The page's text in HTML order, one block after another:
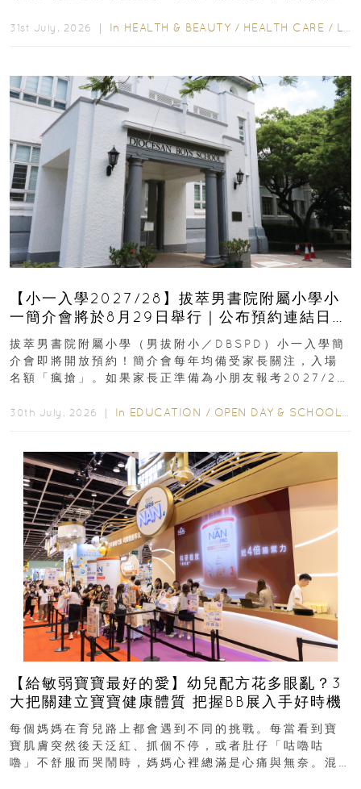
31st July, 2026 ｜ In HEALTH & BEAUTY / HEALTH CARE / LIFESTYLE
【小一入學2027/28】拔萃男書院附屬小學小
一簡介會將於8月29日舉行｜公布預約連結日期
｜更設有網上重溫
拔萃男書院附屬小學（男拔附小／DBSPD）小一入學簡
介會即將開放預約！簡介會每年均備受家長關注，入場
名額「瘋搶」。如果家長正準備為小朋友報考2027/28
30th July, 2026 ｜ In EDUCATION / OPEN DAY & SCHOOL EVENTS
【給敏弱寶寶最好的愛】幼兒配方花多眼亂？3
大把關建立寶寶健康體質 把握BB展入手好時機
每個媽媽在育兒路上都會遇到不同的挑戰。每當看到寶
寶肌膚突然後天泛紅、抓個不停，或者肚仔「咕嚕咕
嚕」不舒服而哭鬧時，媽媽心裡總滿是心痛與無奈。混